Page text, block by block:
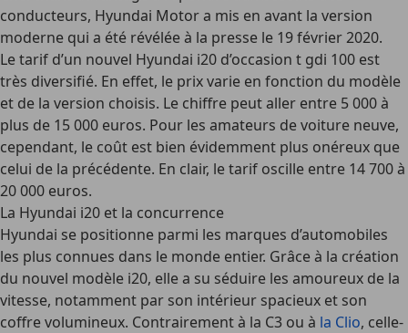
conducteurs, Hyundai Motor a mis en avant la version
moderne qui a été révélée à la presse le 19 février 2020.
Le tarif d’un nouvel Hyundai i20 d’occasion t gdi 100 est
très diversifié. En effet, le prix varie en fonction du modèle
et de la version choisis. Le chiffre peut aller entre 5 000 à
plus de 15 000 euros. Pour les amateurs de voiture neuve,
cependant, le coût est bien évidemment plus onéreux que
celui de la précédente. En clair, le tarif oscille entre 14 700 à
20 000 euros.
La Hyundai i20 et la concurrence
Hyundai se positionne parmi les marques d’automobiles
les plus connues dans le monde entier. Grâce à la création
du nouvel modèle i20, elle a su séduire les amoureux de la
vitesse, notamment par son intérieur spacieux et son
coffre volumineux. Contrairement à la C3 ou à la Clio, celle-